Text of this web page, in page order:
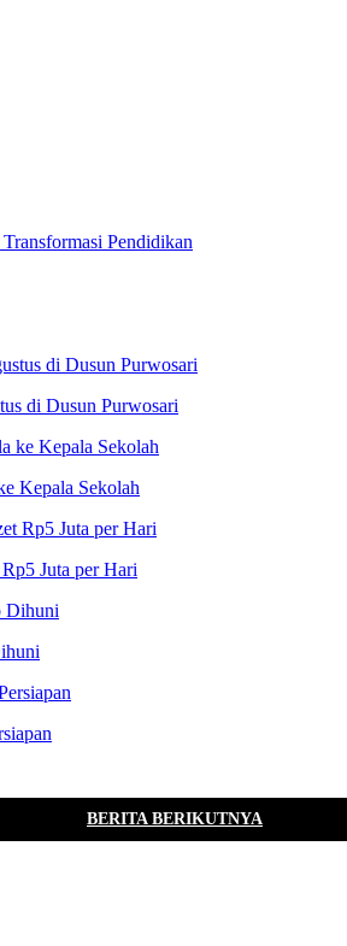
Pendidikan
di Dusun Purwosari
Kepala Sekolah
Juta per Hari
BERITA BERIKUTNYA